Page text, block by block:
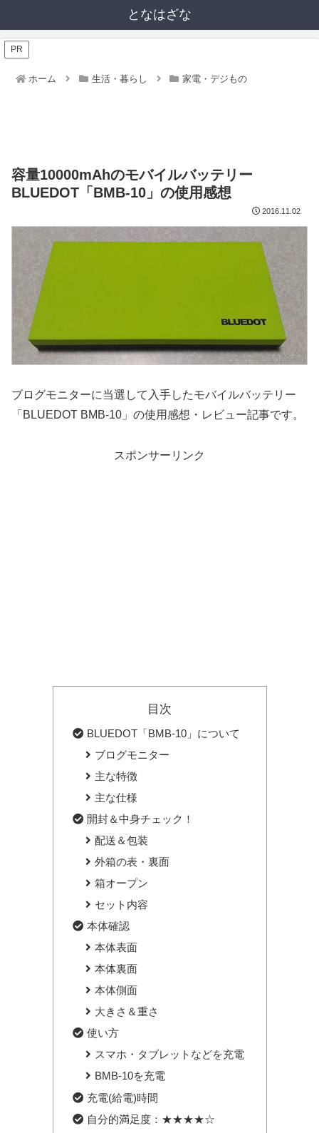
となはざな
PR
ホーム 生活・暮らし 家電・デジもの
容量10000mAhのモバイルバッテリー
BLUEDOT「BMB-10」の使用感想
2016.11.02
ブログモニターに当選して入手したモバイルバッテリー
「BLUEDOT BMB-10」の使用感想・レビュー記事です。
スポンサーリンク
目次
BLUEDOT「BMB-10」について
ブログモニター
主な特徴
主な仕様
開封＆中身チェック！
配送＆包装
外箱の表・裏面
箱オープン
セット内容
本体確認
本体表面
本体裏面
本体側面
大きさ＆重さ
使い方
スマホ・タブレットなどを充電
BMB-10を充電
充電(給電)時間
自分的満足度：★★★★☆